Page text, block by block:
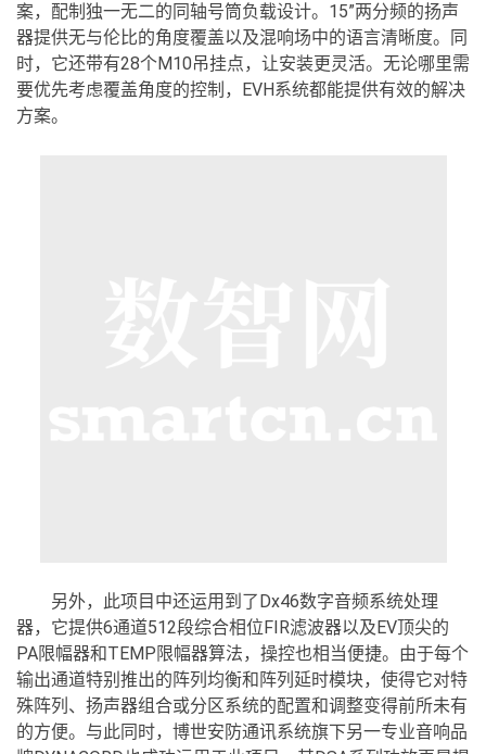
案，配制独一无二的同轴号筒负载设计。15”两分频的扬声
器提供无与伦比的角度覆盖以及混响场中的语言清晰度。同
时，它还带有28个M10吊挂点，让安装更灵活。无论哪里需
要优先考虑覆盖角度的控制，EVH系统都能提供有效的解决
方案。
另外，此项目中还运用到了Dx46数字音频系统处理
器，它提供6通道512段综合相位FIR滤波器以及EV顶尖的
PA限幅器和TEMP限幅器算法，操控也相当便捷。由于每个
输出通道特别推出的阵列均衡和阵列延时模块，使得它对特
殊阵列、扬声器组合或分区系统的配置和调整变得前所未有
的方便。与此同时，博世安防通讯系统旗下另一专业音响品